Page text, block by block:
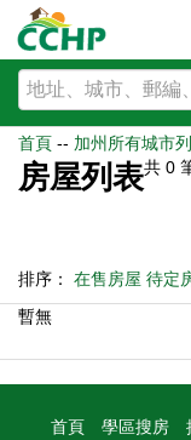
首頁 -- 加州所有城市
房屋列表共 0
排序： 在售房屋 待定
暫無
首頁 學區搜房